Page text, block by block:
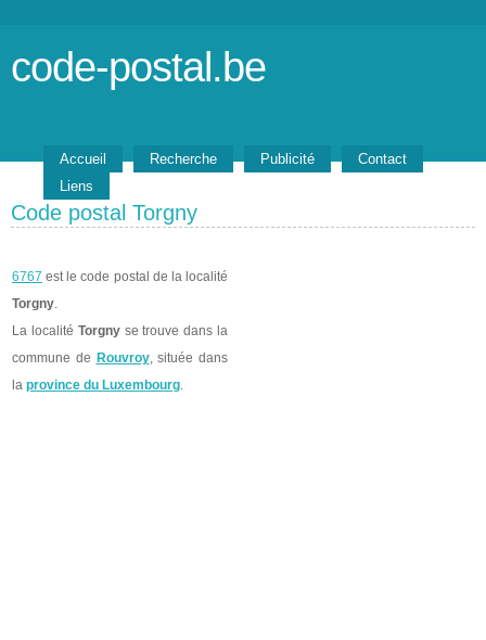
code-postal.be
Accueil Recherche Publicité
Contact
Liens
Code postal Torgny
6767 est le code postal de la localité
Torgny.
La localité Torgnyse trouve dans la
commune de Rouvroy, située dans
la province du Luxembourg.